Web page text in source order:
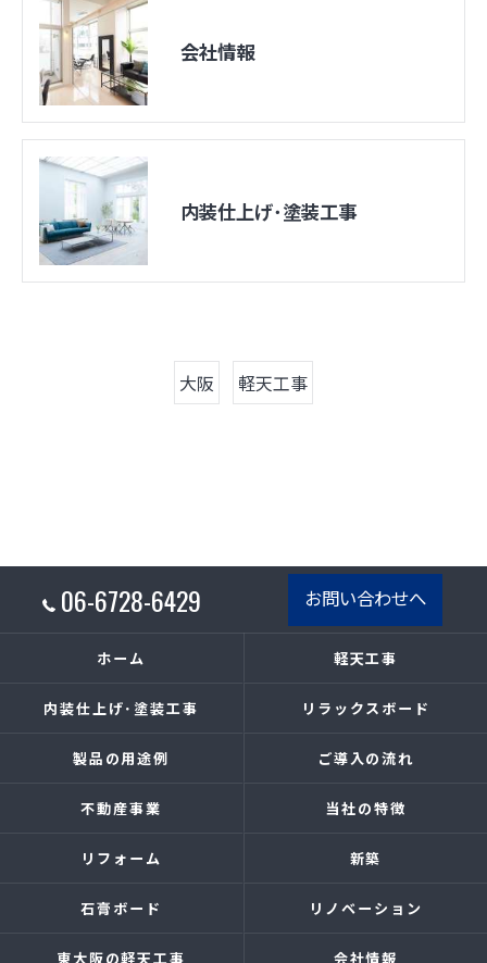
会社情報
内装仕上げ･塗装工事
大阪 軽天工事
06-6728-6429 お問い合わせへ
ホーム 軽天工事
内装仕上げ･塗装工事 リラックスボード
製品の用途例 ご導入の流れ
不動産事業 当社の特徴
リフォーム 新築
石膏ボード リノベーション
東大阪の軽天工事 会社情報